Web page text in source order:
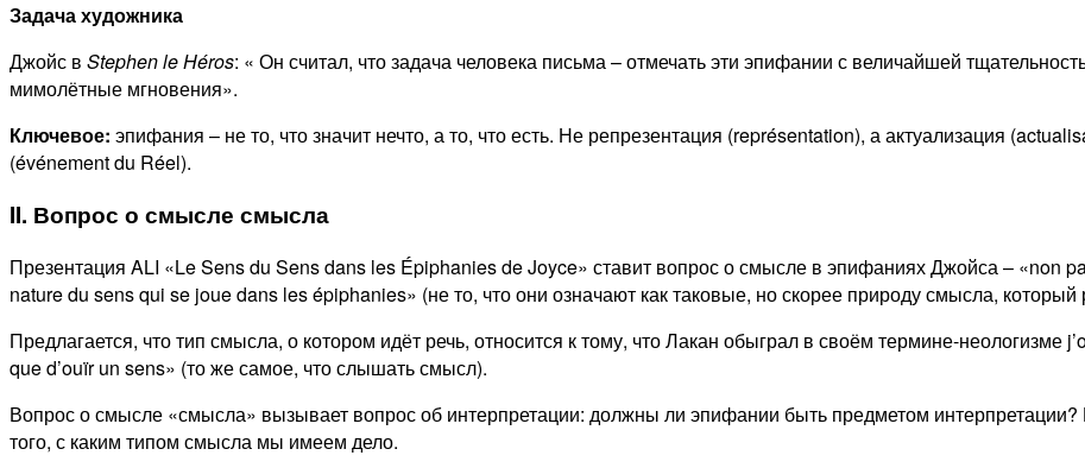
Задача художника
Джойс в StephenleHéros: « Он считал, что задача человека письма – отмечать эти эпифании с величайшей
мимолётные мгновения».
Ключевое: эпифания – не то, что значит нечто, а то, что есть. Не репрезентация (représentation), а актуализация
(événement du Réel).
II. Вопрос о смысле смысла
Презентация ALI «Le Sens du Sens dans les Épiphanies de Joyce» ставит вопрос о смысле в эпифаниях Джойса – «non
nature du sens qui se joue dans les épiphanies» (не то, что они означают как таковые, но скорее природу смысла,
Предлагается, что тип смысла, о котором идёт речь, относится к тому, что Лакан обыграл в своём термине-неологизме
que d’ouïr un sens» (то же самое, что слышать смысл).
Вопрос о смысле «смысла» вызывает вопрос об интерпретации: должны ли эпифании быть предметом
того, с каким типом смысла мы имеем дело.